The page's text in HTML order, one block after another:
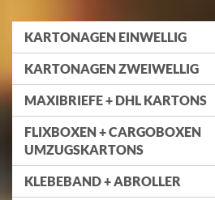
KARTONAGEN EINWELLIG
KARTONAGEN ZWEIWELLIG
MAXIBRIEFE + DHL KARTONS
FLIXBOXEN + CARGOBOXEN
UMZUGSKARTONS
KLEBEBAND + ABROLLER